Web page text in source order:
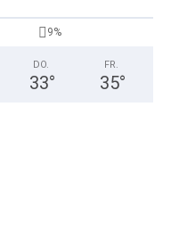
9%
DO.
33°
FR.
35°